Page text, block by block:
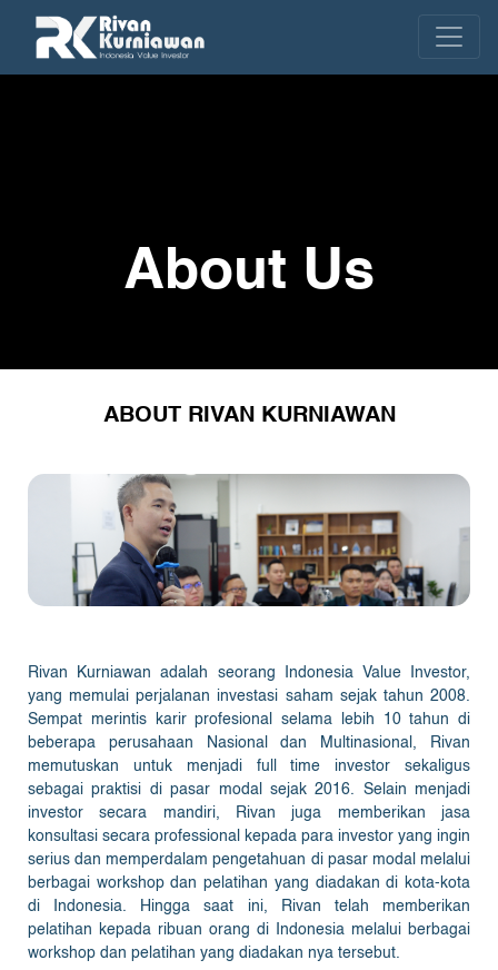
About Us
ABOUT RIVAN KURNIAWAN
Rivan Kurniawan adalah seorang Indonesia Value Investor,
yang memulai perjalanan investasi saham sejak tahun 2008.
Sempat merintis karir profesional selama lebih 10 tahun di
beberapa perusahaan Nasional dan Multinasional, Rivan
memutuskan untuk menjadi full time investor sekaligus
sebagai praktisi di pasar modal sejak 2016. Selain menjadi
investor secara mandiri, Rivan juga memberikan jasa
konsultasi secara professional kepada para investor yang ingin
serius dan memperdalam pengetahuan di pasar modal melalui
berbagai workshop dan pelatihan yang diadakan di kota-kota
di Indonesia. Hingga saat ini, Rivan telah memberikan
pelatihan kepada ribuan orang di Indonesia melalui berbagai
workshop dan pelatihan yang diadakan nya tersebut.